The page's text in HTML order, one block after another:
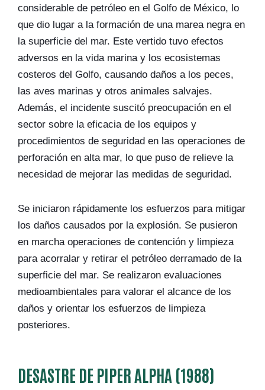
considerable de petróleo en el Golfo de México, lo
que dio lugar a la formación de una marea negra en
la superficie del mar. Este vertido tuvo efectos
adversos en la vida marina y los ecosistemas
costeros del Golfo, causando daños a los peces,
las aves marinas y otros animales salvajes.
Además, el incidente suscitó preocupación en el
sector sobre la eficacia de los equipos y
procedimientos de seguridad en las operaciones de
perforación en alta mar, lo que puso de relieve la
necesidad de mejorar las medidas de seguridad.
Se iniciaron rápidamente los esfuerzos para mitigar
los daños causados por la explosión. Se pusieron
en marcha operaciones de contención y limpieza
para acorralar y retirar el petróleo derramado de la
superficie del mar. Se realizaron evaluaciones
medioambientales para valorar el alcance de los
daños y orientar los esfuerzos de limpieza
posteriores.
DESASTRE DE PIPER ALPHA (1988)